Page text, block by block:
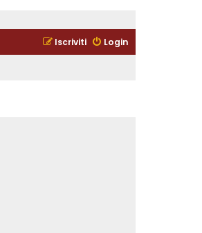
Login
Iscriviti